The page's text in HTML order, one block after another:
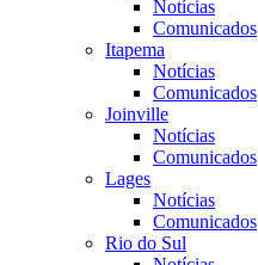
Notícias
Comunicados
Itapema
Notícias
Comunicados
Joinville
Notícias
Comunicados
Lages
Notícias
Comunicados
Rio do Sul